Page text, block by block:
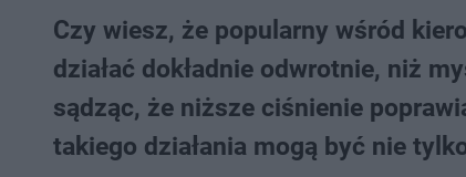
Czy wiesz, że popularny wśród
działać dokładnie odwrotnie, niż
sądząc, że niższe ciśnienie
takiego działania mogą być nie